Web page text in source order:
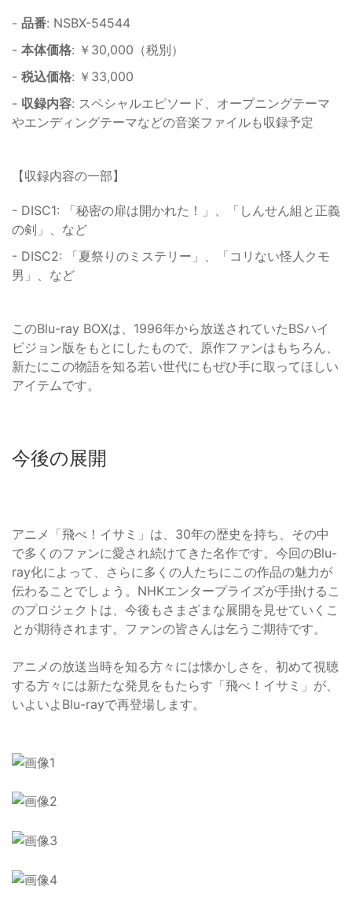
- 品番: NSBX-54544
- 本体価格: ￥30,000（税別）
- 税込価格: ￥33,000
- 収録内容: スペシャルエピソード、オープニングテーマ
やエンディングテーマなどの音楽ファイルも収録予定
【収録内容の一部】
- DISC1: 「秘密の扉は開かれた！」、「しんせん組と正義
の剣」、など
- DISC2: 「夏祭りのミステリー」、「コリない怪人クモ
男」、など
このBlu-ray BOXは、1996年から放送されていたBSハイ
ビジョン版をもとにしたもので、原作ファンはもちろん、
新たにこの物語を知る若い世代にもぜひ手に取ってほしい
アイテムです。
今後の展開
アニメ「飛べ！イサミ」は、30年の歴史を持ち、その中
で多くのファンに愛され続けてきた名作です。今回のBlu-
ray化によって、さらに多くの人たちにこの作品の魅力が
伝わることでしょう。NHKエンタープライズが手掛けるこ
のプロジェクトは、今後もさまざまな展開を見せていくこ
とが期待されます。ファンの皆さんは乞うご期待です。
アニメの放送当時を知る方々には懐かしさを、初めて視聴
する方々には新たな発見をもたらす「飛べ！イサミ」が、
いよいよBlu-rayで再登場します。